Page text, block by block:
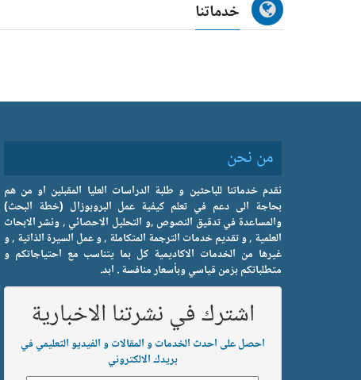
خدماتنا
من نحن
نقدم خدماتنا للباحثين و طلبة الدراسات العليا المقبلين او من هم
بحاجة الى دعم في تعلم كيفية عمل البروبوزال (خطة البحث)
والمساعدة في تدقيق النصوص ,و التحليل الاحصائي , ونشر الابحاث
العلمية , و تقديم خدمات الترجمة المتكاملة , و عمل السيرة الذاتية , و
غيرها من الخدمات الاكاديمية كل بما يتناسب مع احتياجاتكم و
متطلباتكم بزمن قياسي وبأسعار منافسة . ابد.
اشترك في نشرتنا الاخبارية
احصل على احدث الخدمات و المقالات و الفيديو التعليمي في
بريدك الالكتروني